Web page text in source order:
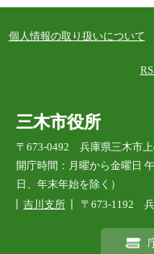
個人情報の取り扱いについて
三木市役所
〒673-0492 兵庫県三木市
開庁時間：月曜から金曜日
日、年末年始を除く）
吉川支所
〒673-1192 兵